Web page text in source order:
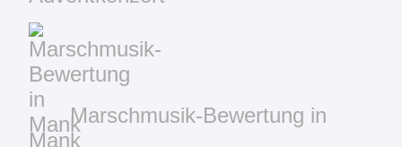
Marschmusik-Bewertung in
Mank